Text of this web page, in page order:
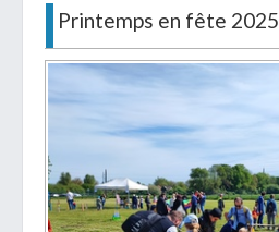
Printemps en fête 2025